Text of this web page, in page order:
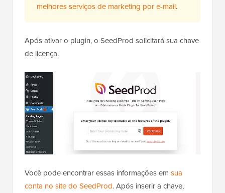
melhores serviços de marketing por e-mail.
Após ativar o plugin, o SeedProd solicitará sua chave
de licença.
Você pode encontrar essas informações em sua
conta no site do SeedProd. Após inserir a chave,